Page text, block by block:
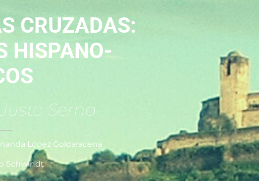
CRUZADAS:
HISPANO-
Serna
López Goldaracena
Schwindt